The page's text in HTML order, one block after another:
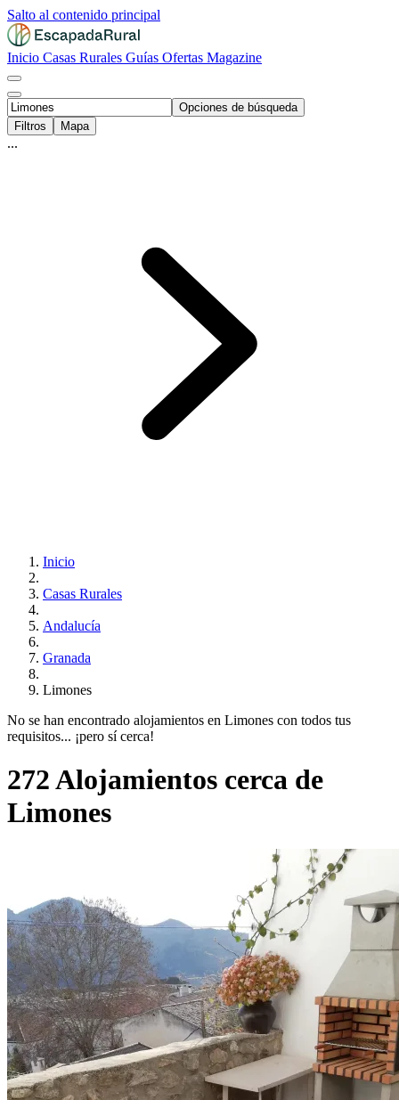
Salto al contenido principal
Inicio Casas Rurales Guías Ofertas Magazine
Opciones de búsqueda
Filtros
Mapa
...
Inicio
Casas Rurales
Andalucía
Granada
Limones
No se han encontrado alojamientos en Limones con todos tus
requisitos... ¡pero sí cerca!
272 Alojamientos cerca de
Limones